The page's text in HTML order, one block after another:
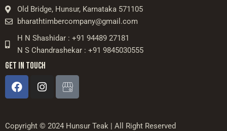
Old Bridge, Hunsur, Karnataka 571105
bharathtimbercompany@gmail.com
H N Shashidar : +91 94489 27181
N S Chandrashekar : +91 9845030555
GET IN TOUCH
Copyright © 2024 Hunsur Teak | All Right Reserved